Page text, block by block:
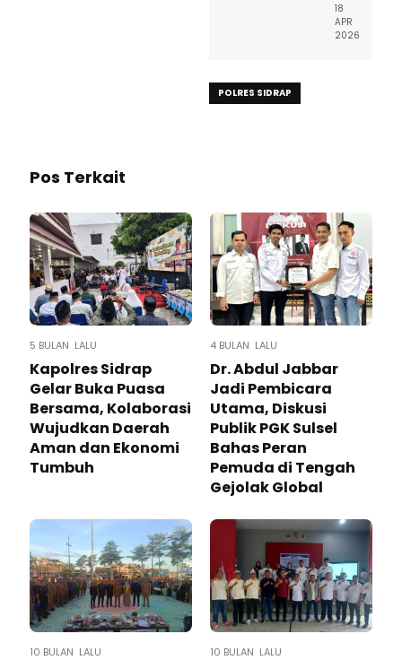
18
APR
2026
POLRES SIDRAP
Pos Terkait
5 BULAN LALU
Kapolres Sidrap
Gelar Buka Puasa
Bersama, Kolaborasi
Wujudkan Daerah
Aman dan Ekonomi
Tumbuh
4 BULAN LALU
Dr. Abdul Jabbar
Jadi Pembicara
Utama, Diskusi
Publik PGK Sulsel
Bahas Peran
Pemuda di Tengah
Gejolak Global
10 BULAN LALU 10 BULAN LALU